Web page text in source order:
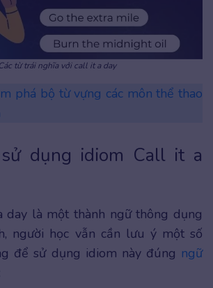
Các từ trái nghĩa với call it a day
phá bộ từ vựng các môn thể thao
dụng idiom Call it a
day là một thành ngữ thông dụng
người học vẫn cần lưu ý một số
để sử dụng idiom này đúng ngữ